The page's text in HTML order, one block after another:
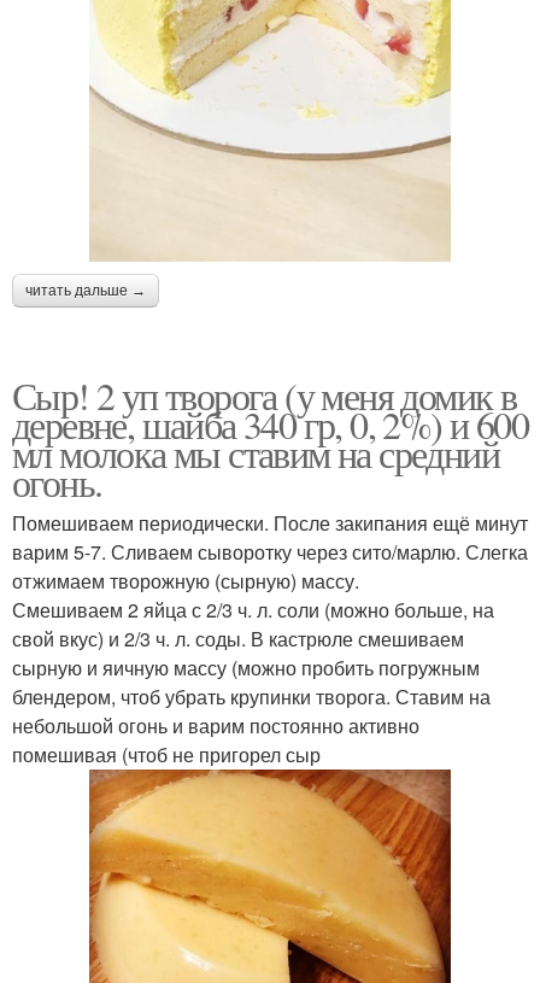
читать дальше →
Сыр! 2 уп творога (у меня домик в
деревне, шайба 340 гр, 0, 2%) и 600
мл молока мы ставим на средний
огонь.
Помешиваем периодически. После закипания ещё минут
варим 5-7. Сливаем сыворотку через сито/марлю. Слегка
отжимаем творожную (сырную) массу.
Смешиваем 2 яйца с 2/3 ч. л. соли (можно больше, на
свой вкус) и 2/3 ч. л. соды. В кастрюле смешиваем
сырную и яичную массу (можно пробить погружным
блендером, чтоб убрать крупинки творога. Ставим на
небольшой огонь и варим постоянно активно
помешивая (чтоб не пригорел сыр